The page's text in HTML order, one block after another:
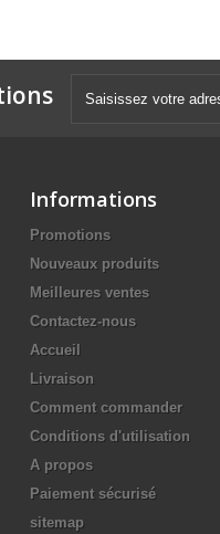
Informations
Promotions
Nouveaux produits
Meilleures ventes
Contactez-nous
Accueil
Livraison
Comment commander
Conditions d'utilisation
A propos
Paiement sécurisé
sitemap